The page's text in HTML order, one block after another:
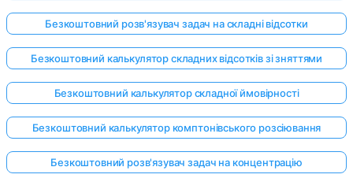
Безкоштовний розв'язувач задач на складні відсотки
Безкоштовний калькулятор складних відсотків зі зняттями
Безкоштовний калькулятор складної ймовірності
Безкоштовний калькулятор комптонівського розсіювання
Безкоштовний розв'язувач задач на концентрацію